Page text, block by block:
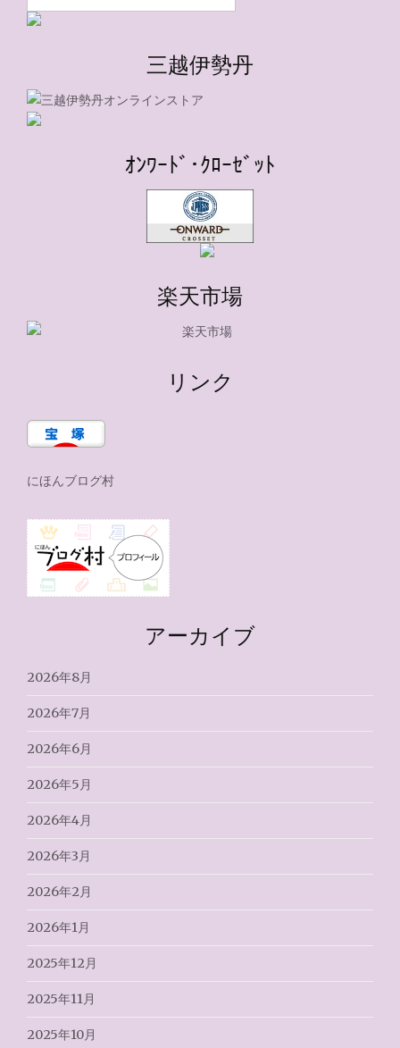
三越伊勢丹
ｵﾝﾜｰﾄﾞ･ｸﾛｰｾﾞｯﾄ
楽天市場
リンク
にほんブログ村
アーカイブ
2026年8月
2026年7月
2026年6月
2026年5月
2026年4月
2026年3月
2026年2月
2026年1月
2025年12月
2025年11月
2025年10月